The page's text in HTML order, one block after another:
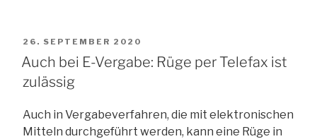
auf
externe
übertragen?“
VERÖFFENTLICHT
AM
26. SEPTEMBER 2020
Auch bei E-Vergabe: Rüge per Telefax ist
zulässig
Auch in Vergabeverfahren, die mit elektronischen
Mitteln durchgeführt werden, kann eine Rüge in